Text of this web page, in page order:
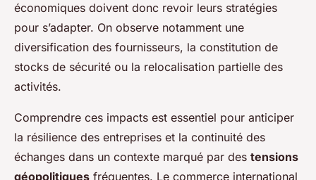
économiques doivent donc revoir leurs stratégies
pour s’adapter. On observe notamment une
diversification des fournisseurs, la constitution de
stocks de sécurité ou la relocalisation partielle des
activités.
Comprendre ces impacts est essentiel pour anticiper
la résilience des entreprises et la continuité des
échanges dans un contexte marqué par des tensions
géopolitiques fréquentes. Le commerce international